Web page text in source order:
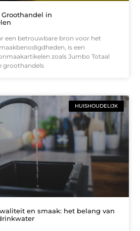
in
een betrouwbare bron voor het
is een
zoals Jumbo Totaal
groothandels
HUISHOUDELIJK
en smaak: het belang van